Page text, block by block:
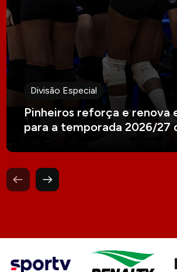
Divisão Especial
Pinheiros reforça e renova
para a temporada 2026/27